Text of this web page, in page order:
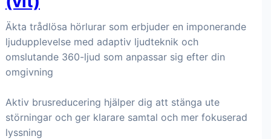
Äkta trådlösa hörlurar som erbjuder en imponerande
ljudupplevelse med adaptiv ljudteknik och
omslutande 360-ljud som anpassar sig efter din
omgivning
Aktiv brusreducering hjälper dig att stänga ute
störningar och ger klarare samtal och mer fokuserad
lyssning